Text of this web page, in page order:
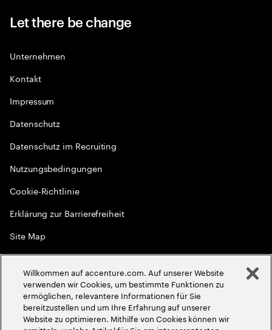
Let there be change
Unternehmen
Kontakt
Impressum
Datenschutz
Datenschutz im Recruiting
Nutzungsbedingungen
Cookie-Richtlinie
Erklärung zur Barrierefreiheit
Site Map
Globale Meritokratie
2026Accenture. Alle Rechte vorbehalten
Willkommen auf accenture.com. Auf unserer Website
verwenden wir Cookies, um bestimmte Funktionen zu
ermöglichen, relevantere Informationen für Sie
bereitzustellen und um Ihre Erfahrung auf unserer
Website zu optimieren. Mithilfe von Cookies können wir